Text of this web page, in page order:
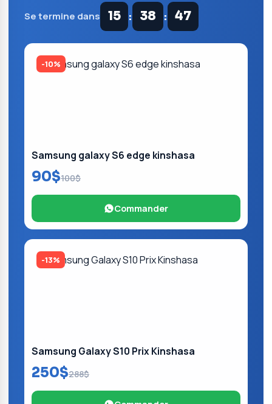
Se termine dans 15 : 38 : 46
-10%
Samsung galaxy S6 edge kinshasa
90$100$
Commander
-13%
Samsung Galaxy S10 Prix Kinshasa
250$288$